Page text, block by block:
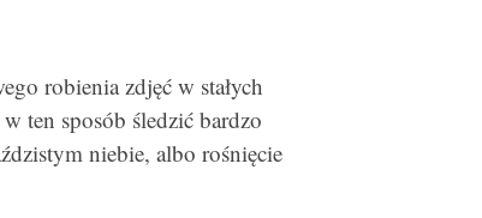
robienia zdjęć w stałych
ten sposób śledzić bardzo
niebie, albo rośnięcie